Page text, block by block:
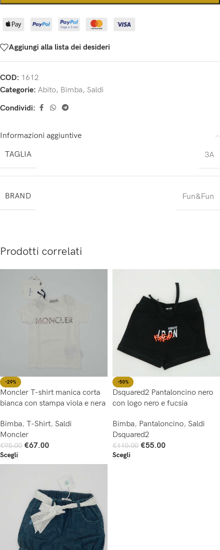
Aggiungi alla lista dei desideri
COD: 1612
Categorie: Abito, Bimba, Saldi
Condividi:
Informazioni aggiuntive
TAGLIA
3A
BRAND Fun&Fun
Prodotti correlati
-29%
Moncler T-shirt manica corta
bianca con stampa viola e nera
Bimba, T-Shirt, Saldi
Moncler
€95.00 €67.00
Scegli
-50%
Dsquared2 Pantaloncino nero
con logo nero e fucsia
Bimba, Pantaloncino, Saldi
Dsquared2
€110.00 €55.00
Scegli